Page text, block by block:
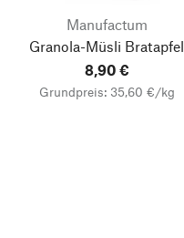
Manufactum
Granola-Müsli Bratapfel
8,90 €
Grundpreis: 35,60 €/kg